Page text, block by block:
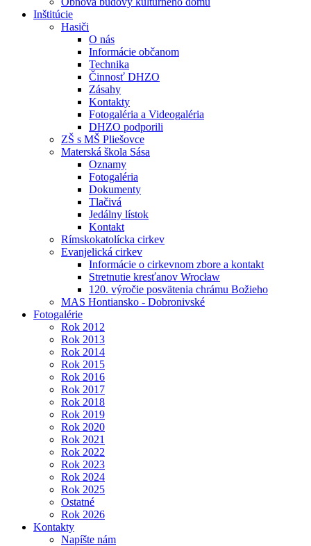
Inštitúcie
Hasiči
O nás
Informácie občanom
Technika
Činnosť DHZO
Zásahy
Kontakty
Fotogaléria a Videogaléria
DHZO podporili
ZŠ s MŠ Pliešovce
Materská škola Sása
Oznamy
Fotogaléria
Dokumenty
Tlačivá
Jedálny lístok
Kontakt
Rímskokatolícka cirkev
Evanjelická cirkev
Informácie o cirkevnom zbore a kontakt
Stretnutie kresťanov Wrocław
120. výročie posvätenia chrámu Božieho
MAS Hontiansko - Dobronivské
Fotogalérie
Rok 2012
Rok 2013
Rok 2014
Rok 2015
Rok 2016
Rok 2017
Rok 2018
Rok 2019
Rok 2020
Rok 2021
Rok 2022
Rok 2023
Rok 2024
Rok 2025
Ostatné
Rok 2026
Kontakty
Napíšte nám